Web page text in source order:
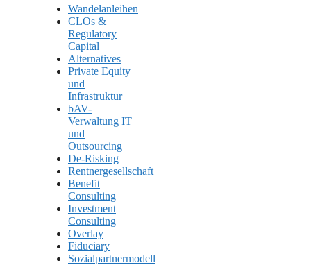
Wandelanleihen
CLOs &
Regulatory
Capital
Alternatives
Private Equity
und
Infrastruktur
bAV-
Verwaltung IT
und
Outsourcing
De-Risking
Rentnergesellschaft
Benefit
Consulting
Investment
Consulting
Overlay
Fiduciary
Sozialpartnermodell